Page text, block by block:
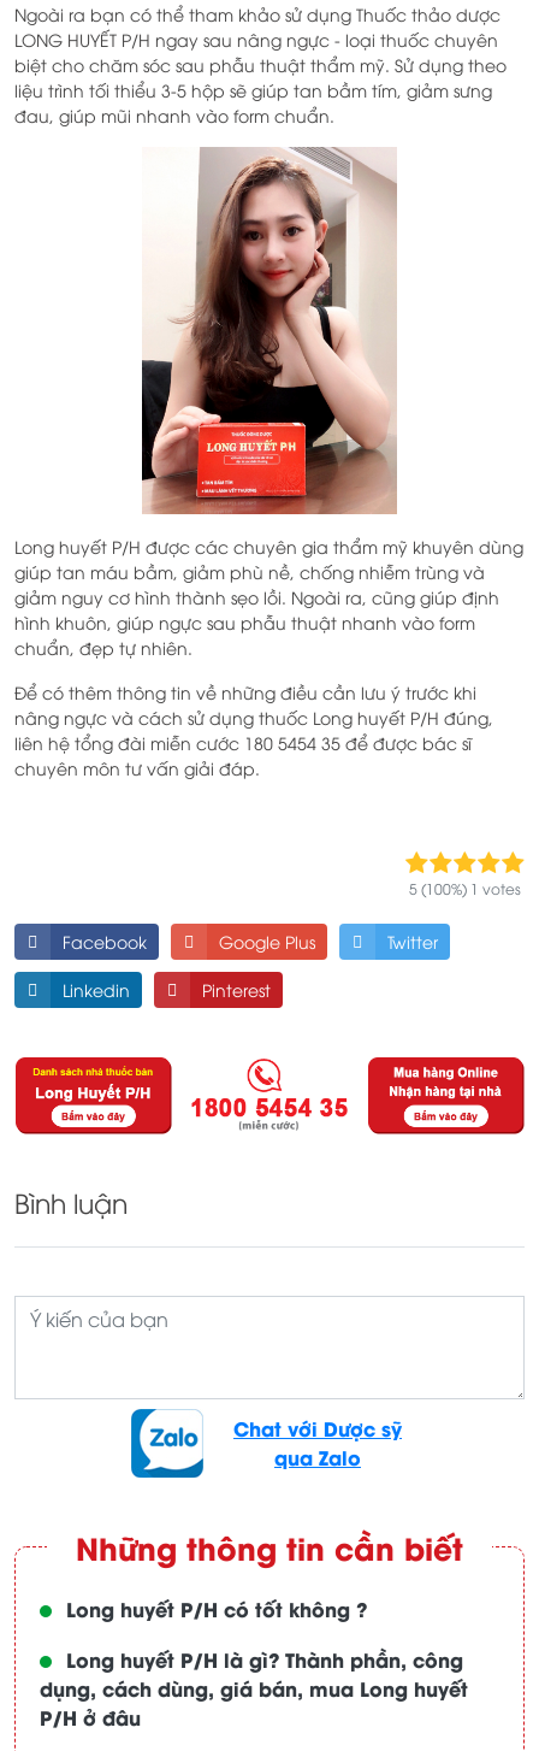
Ngoài ra bạn có thể tham khảo sử dụng Thuốc thảo dược
LONG HUYẾT P/H ngay sau nâng ngực - loại thuốc chuyên
biệt cho chăm sóc sau phẫu thuật thẩm mỹ. Sử dụng theo
liệu trình tối thiểu 3-5 hộp sẽ giúp tan bầm tím, giảm sưng
đau, giúp mũi nhanh vào form chuẩn.
Long huyết P/H được các chuyên gia thẩm mỹ khuyên dùng
giúp tan máu bầm, giảm phù nề, chống nhiễm trùng và
giảm nguy cơ hình thành sẹo lồi. Ngoài ra, cũng giúp định
hình khuôn, giúp ngực sau phẫu thuật nhanh vào form
chuẩn, đẹp tự nhiên.
Để có thêm thông tin về những điều cần lưu ý trước khi
nâng ngực và cách sử dụng thuốc Long huyết P/H đúng,
liên hệ tổng đài miễn cước 180 5454 35 để được bác sĩ
chuyên môn tư vấn giải đáp.
5 (100%) 1 votes
Facebook Google Plus Twitter
Linkedin Pinterest
Bình luận
Chat với Dược sỹ
qua Zalo
Những thông tin cần biết
Long huyết P/H có tốt không ?
Long huyết P/H là gì? Thành phần, công
dụng, cách dùng, giá bán, mua Long huyết
P/H ở đâu